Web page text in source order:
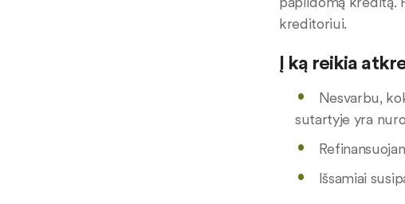
kreditoriui.
Į ką reikia
Nesvarbu,
sutartyje yra
Išsamiai